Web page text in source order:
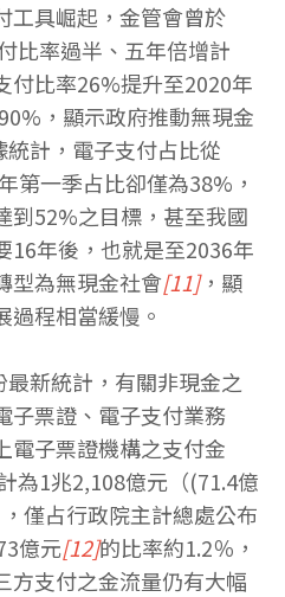
工具崛起，金管會曾於
比率過半、五年倍增計
付比率26%提升至2020年
，顯示政府推動無現金
統計，電子支付占比從
第一季占比卻僅為38%，
到52%之目標，甚至我國
16年後，也就是至2036年
型為無現金社會[11]，顯
過程相當緩慢。
新統計，有關非現金之
子票證、電子支付業務
電子票證機構之支付金
為1兆2,108億元（(71.4億
僅占行政院主計總處公布
億元[12]的比率約1.2％，
方支付之金流量仍有大幅